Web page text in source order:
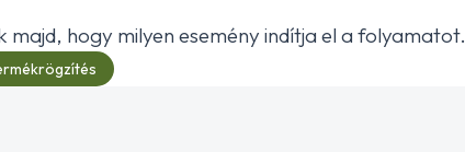
majd, hogy milyen esemény indítja el a folyamatot.